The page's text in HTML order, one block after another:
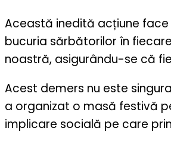
Această inedită acțiune
bucuria sărbătorilor în
noastră, asigurându-se că
Acest demers nu este
a organizat o masă festivă
implicare socială pe care